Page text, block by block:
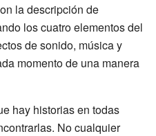
la descripción de
los cuatro elementos del
de sonido, música y
momento de una manera
hay historias en todas
No cualquier